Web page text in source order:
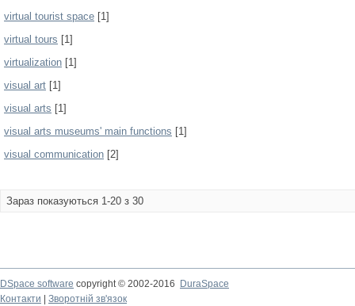
virtual tourist space [1]
virtual tours [1]
virtualization [1]
visual art [1]
visual arts [1]
visual arts museums' main functions [1]
visual communication [2]
Зараз показуються 1-20 з 30
DSpace software copyright © 2002-2016
DuraSpace
Контакти
Зворотній зв'язок